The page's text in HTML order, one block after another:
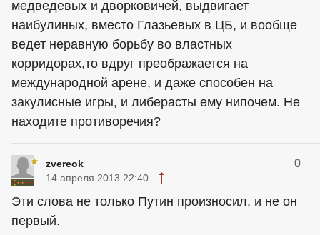
медведевых и дворковичей, выдвигает
наибулиных, вместо Глазьевых в ЦБ, и вообще
ведет неравную борьбу во властных
корридорах,то вдруг преображается на
международной арене, и даже способен на
закулисные игры, и либерасты ему нипочем. Не
находите противоречия?
zvereok 0
14 апреля 2013 22:40
Эти слова не только Путин произносил, и не он
первый.